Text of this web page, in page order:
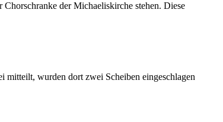
der Michaeliskirche stehen. Diese
mitteilt, wurden dort zwei Scheiben eingeschlagen